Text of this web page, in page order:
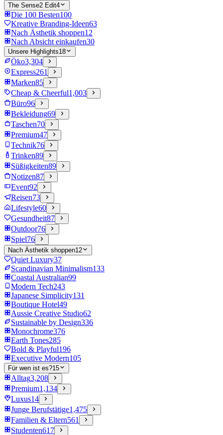
The Sense2 Edit4
Die 100 Besten100
Kreative Branding-Ideen63
Nach Ästhetik shoppen12
Nach Absicht einkaufen30
Unsere Highlights18
Öko3,304
Express261
Marken85
Cheap & Cheerful1,003
Büro96
Bekleidung69
Taschen70
Premium47
Technik76
Trinken89
Süßigkeiten89
Notizen87
Event92
Reisen73
Lifestyle60
Gesundheit87
Outdoor76
Spiel76
Nach Ästhetik shoppen12
Quiet Luxury37
Scandinavian Minimalism133
Coastal Australian99
Modern Tech243
Japanese Simplicity131
Boutique Hotel49
Aussie Creative Studio62
Sustainable by Design336
Monochrome376
Earth Tones285
Bold & Playful196
Executive Modern105
Für wen ist es?15
Alltag3,208
Premium1,134
Luxus14
Junge Berufstätige1,475
Familien & Eltern561
Studenten617